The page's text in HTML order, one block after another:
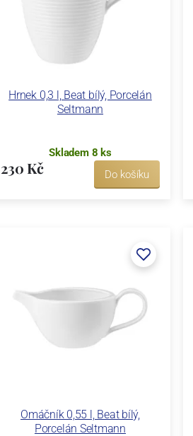
Hrnek 0,3 l, Beat bílý, Porcelán
Seltmann
Skladem 8 ks
230 Kč Do košíku
Omáčník 0,55 l, Beat bílý,
Porcelán Seltmann